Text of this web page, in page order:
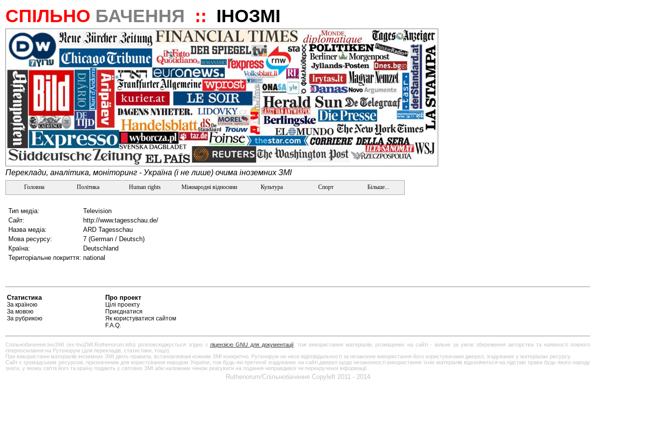
СПІЛЬНО БАЧЕННЯ :: ІНОЗМІ
Переклади, аналітика, моніторинг - Україна (і не лише) очима іноземних ЗМІ
Головна Політика Human rights Міжнародні відносини Культура Спорт Більше...
Тип медіа:
Television
Сайт:
http://www.tagesschau.de/
Назва медіа:
ARD Tagesschau
Мова ресурсу:
7 (German / Deutsch)
Країна:
Deutschland
Територіальне покриття: national
Статистика
За країною
За мовою
За рубрикою
Про проект
Цілі проекту
Приєднатися
Як користуватися сайтом
F.A.Q.
Спільнобачення.ІноЗМІ (ex-InoZMI.Ruthenorum.info) розповсюджується згідно з ліцензією GNU для документації, тож використання матеріалів, розміщених на сайті - вільне за умов збереження авторства та наявності повного
гіперпосилання на Рутенорум (для перекладів, статистики, тощо).
При використанні матеріалів іноземних ЗМІ діють правила, встановлювані кожним ЗМІ конкретно. Рутенорум не несе відповідальності за незаконне використання його користувачами джерел, згадуваних у матеріалах ресурсу.
Сайт є громадським ресурсом, призначеним для користування народом України, тож будь-які претензії згадуваних на сайті джерел щодо незаконності використання їхніх матеріалів відхиляються на підставі права будь-якого народу
знати, у якому світлі його та країну подають у світових ЗМІ аби належним чином реагувати на подання неправдивої чи перекрученої інформації.
Ruthenorum/Спільнобачення Copyleft 2011 - 2014